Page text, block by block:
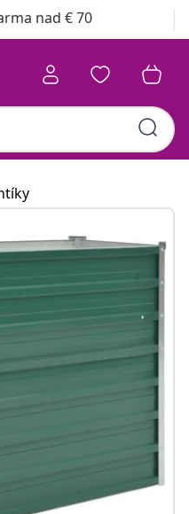
nad € 70